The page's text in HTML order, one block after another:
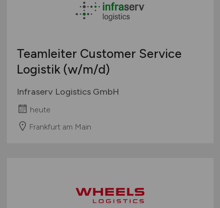
Teamleiter Customer Service
Logistik (w/m/d)
Infraserv Logistics GmbH
heute
Frankfurt am Main